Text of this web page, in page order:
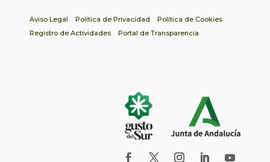
Aviso Legal Política de Privacidad
Política de Cookies
Registro de Actividades
Portal de Transparencia